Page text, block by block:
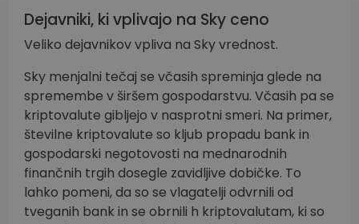
Dejavniki, ki vplivajo na Sky ceno
Veliko dejavnikov vpliva na Sky vrednost.
Sky menjalni tečaj se včasih spreminja glede na
spremembe v širšem gospodarstvu. Včasih pa se
kriptovalute gibljejo v nasprotni smeri. Na primer,
številne kriptovalute so kljub propadu bank in
gospodarski negotovosti na mednarodnih
finančnih trgih dosegle zavidljive dobičke. To
lahko pomeni, da so se vlagatelji odvrnili od
tveganih bank in se obrnili h kriptovalutam, ki so